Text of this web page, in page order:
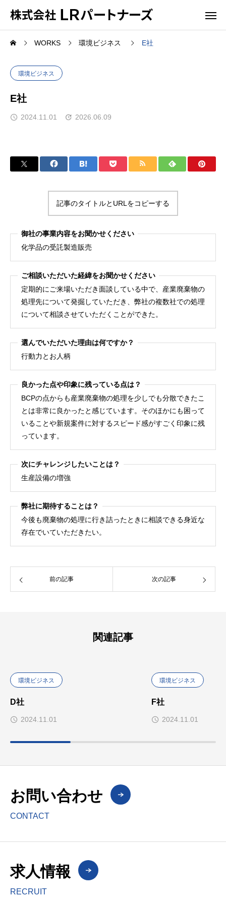
WORKS 環境ビジネス E社
環境ビジネス
E社
2024.11.01 2026.06.09
記事のタイトルとURLをコピーする
御社の事業内容をお聞かせください
化学品の受託製造販売
ご相談いただいた経緯をお聞かせください
定期的にご来場いただき面談している中で、産業廃棄物の
処理先について発掘していただき、弊社の複数社での処理
について相談させていただくことができた。
選んでいただいた理由は何ですか？
行動力とお人柄
良かった点や印象に残っている点は？
BCPの点からも産業廃棄物の処理を少しでも分散できたこ
とは非常に良かったと感じています。そのほかにも困って
いることや新規案件に対するスピード感がすごく印象に残
っています。
次にチャレンジしたいことは？
生産設備の増強
弊社に期待することは？
今後も廃棄物の処理に行き詰ったときに相談できる身近な
存在でいていただきたい。
前の記事 次の記事
関連記事
環境ビジネス
D社
2024.11.01
環境ビジネス
F社
2024.11.01
お問い合わせ
CONTACT
求人情報
RECRUIT